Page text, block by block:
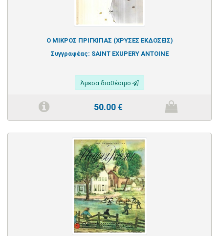
Ο ΜΙΚΡΟΣ ΠΡΙΓΚΙΠΑΣ (ΧΡΥΣΕΣ ΕΚΔΟΣΕΙΣ)
Συγγραφέας: SAINT EXUPERY ANTOINE
Άμεσα διαθέσιμο
50.00€